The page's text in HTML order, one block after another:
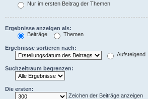
Nur im ersten Beitrag der Themen
Ergebnisse anzeigen als:
Beiträge
Themen
Ergebnisse sortieren nach:
Aufsteigend
Suchzeitraum begrenzen:
Die ersten:
Zeichen der Beiträge anzeigen